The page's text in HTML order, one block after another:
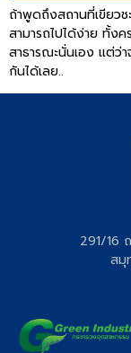
ถ้าพูดถึงสถานที่เขียว
สามารถไปได้ง่าย ทั้ง
สาธารณะนั่นเอง แต่ว่
กันได้เลย..
291/16
สมุ